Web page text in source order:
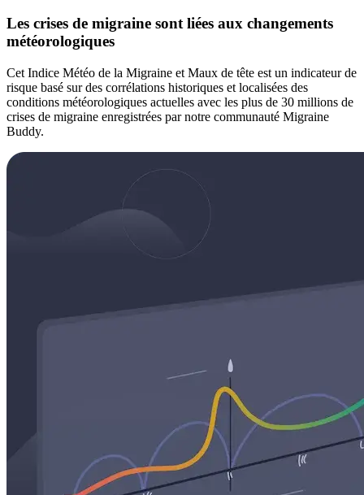
Les crises de migraine sont liées aux changements
météorologiques
Cet Indice Météo de la Migraine et Maux de tête est un indicateur de
risque basé sur des corrélations historiques et localisées des
conditions météorologiques actuelles avec les plus de 30 millions de
crises de migraine enregistrées par notre communauté Migraine
Buddy.